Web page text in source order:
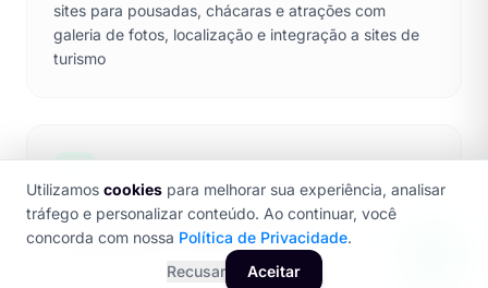
sites para pousadas, chácaras e atrações com
galeria de fotos, localização e integração a sites de
turismo
portais corporativos para indústrias e lojas com
portfólio técnico e área de propostas
Utilizamos cookies para melhorar sua experiência, analisar
tráfego e personalizar conteúdo. Ao continuar, você
concorda com nossa Política de Privacidade.
Recusar
Aceitar